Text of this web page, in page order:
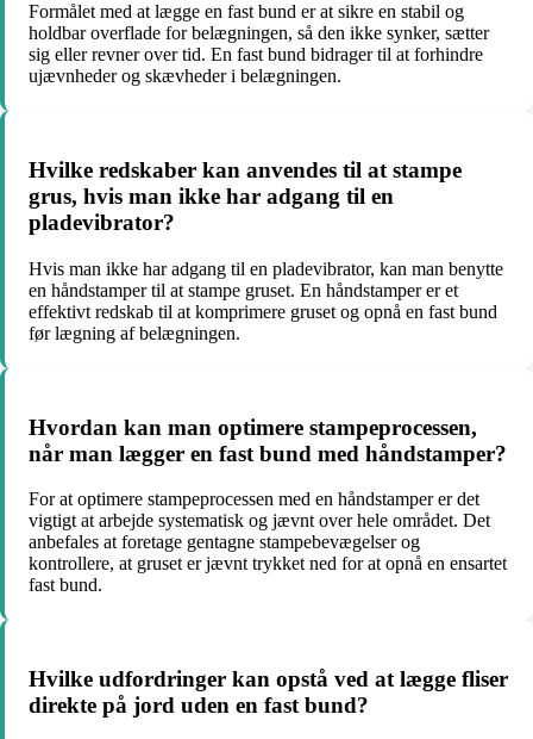
Formålet med at lægge en fast bund er at sikre en stabil og
holdbar overflade for belægningen, så den ikke synker, sætter
sig eller revner over tid. En fast bund bidrager til at forhindre
ujævnheder og skævheder i belægningen.
Hvilke redskaber kan anvendes til at stampe
grus, hvis man ikke har adgang til en
pladevibrator?
Hvis man ikke har adgang til en pladevibrator, kan man benytte
en håndstamper til at stampe gruset. En håndstamper er et
effektivt redskab til at komprimere gruset og opnå en fast bund
før lægning af belægningen.
Hvordan kan man optimere stampeprocessen,
når man lægger en fast bund med håndstamper?
For at optimere stampeprocessen med en håndstamper er det
vigtigt at arbejde systematisk og jævnt over hele området. Det
anbefales at foretage gentagne stampebevægelser og
kontrollere, at gruset er jævnt trykket ned for at opnå en ensartet
fast bund.
Hvilke udfordringer kan opstå ved at lægge fliser
direkte på jord uden en fast bund?